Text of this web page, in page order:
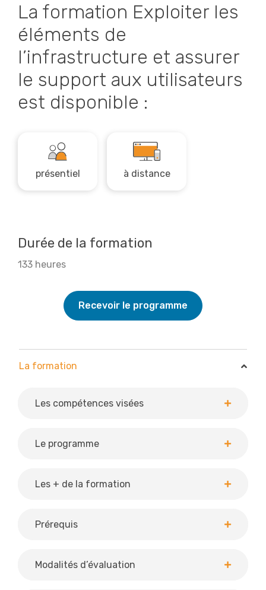
La formation Exploiter les
éléments de
l’infrastructure et assurer
le support aux utilisateurs
est disponible :
présentiel à distance
Durée de la formation
133 heures
Recevoir le programme
La formation
La formation
Les compétences visées
Le programme
Les + de la formation
Prérequis
Modalités d’évaluation